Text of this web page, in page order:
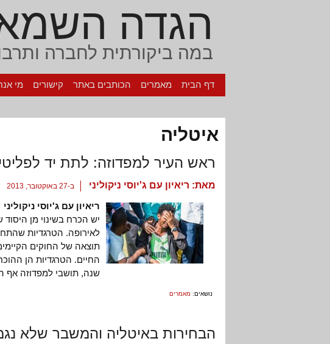
הגדה
במה ביקורתית לחברה
דף הבית מאמרים הכותבים באתר קישורים מי
איטליה
ראש העיר למפדוזה: לתת יד
מאת: ריאיון עם ג'יוסי ניקוליני ב-27 באוקטובר, 2013
ריאיון עם ג'יוסי ניקוליני
יש הכרח בשינוי מן
לאירופה. הטרגדיות
תוצאה של החוקים
שנה, תושבי למפדוזה אף
נושאים: מאמרים
הבחירות באיטליה והמשבר שלא